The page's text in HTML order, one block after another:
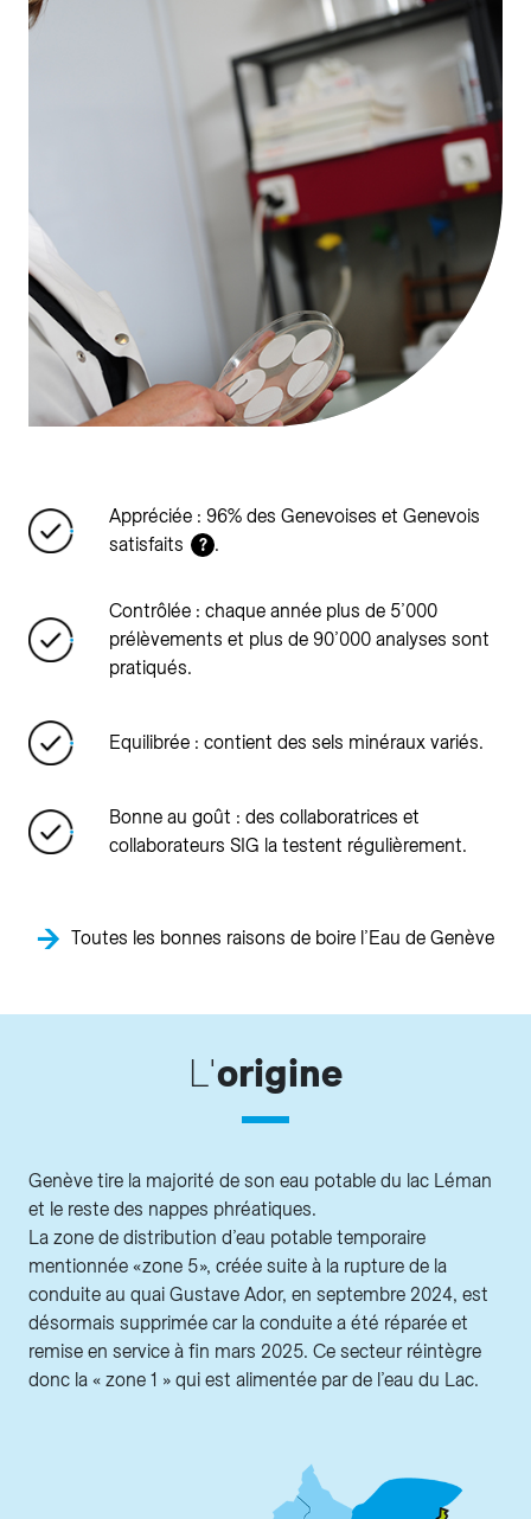
Appréciée : 96% des Genevoises et Genevois
satisfaits
? .
Contrôlée : chaque année plus de 5’000
prélèvements et plus de 90’000 analyses sont
pratiqués.
Equilibrée : contient des sels minéraux variés.
Bonne au goût : des collaboratrices et
collaborateurs SIG la testent régulièrement.
Toutes les bonnes raisons de boire l’Eau de Genève
L'origine
Genève tire la majorité de son eau potable du lac Léman
et le reste des nappes phréatiques.
La zone de distribution d’eau potable temporaire
mentionnée « zone 5 », créée suite à la rupture de la
conduite au quai Gustave Ador, en septembre 2024, est
désormais supprimée car la conduite a été réparée et
remise en service à fin mars 2025. Ce secteur réintègre
donc la « zone 1 » qui est alimentée par de l’eau du Lac.